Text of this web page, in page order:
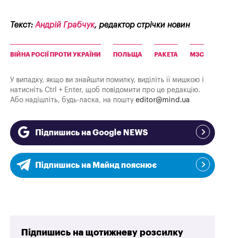
Текст: Андрій Грабчук, редактор стрічки новин
ВІЙНА РОСІЇ ПРОТИ УКРАЇНИ ПОЛЬЩА РАКЕТА МЗС
У випадку, якщо ви знайшли помилку, виділіть її мишкою і
натисніть Ctrl + Enter, щоб повідомити про це редакцію.
Або надішліть, будь-ласка, на пошту editor@mind.ua
Підпишись на Google NEWS
Підпишись на Майнд пояснює
Підпишись на щотижневу розсилку